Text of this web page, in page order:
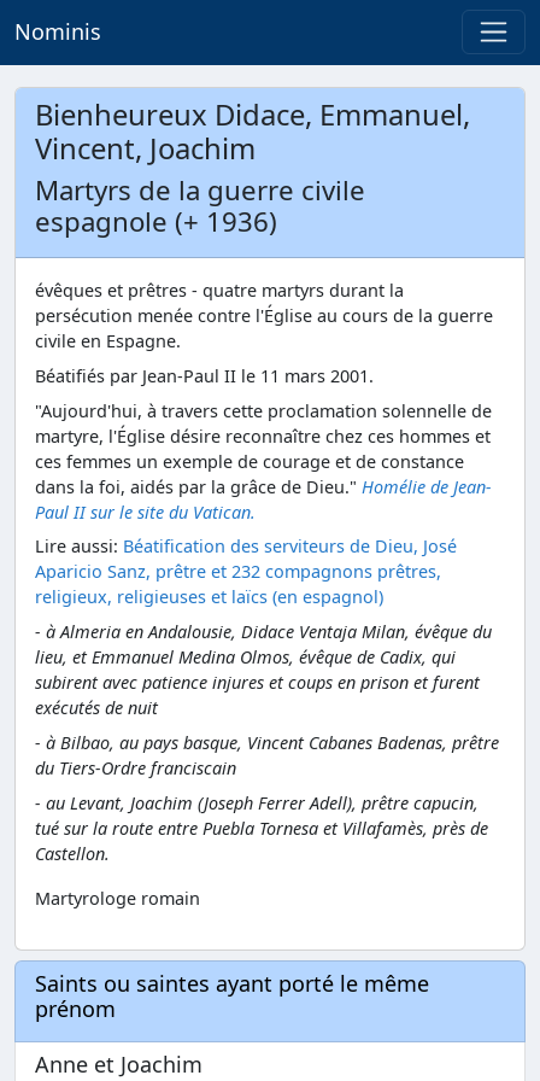
Nominis
Bienheureux Didace, Emmanuel,
Vincent, Joachim
Martyrs de la guerre civile
espagnole (+ 1936)
évêques et prêtres - quatre martyrs durant la
persécution menée contre l'Église au cours de la guerre
civile en Espagne.
Béatifiés par Jean-Paul II le 11 mars 2001.
"Aujourd'hui, à travers cette proclamation solennelle de
martyre, l'Église désire reconnaître chez ces hommes et
ces femmes un exemple de courage et de constance
dans la foi, aidés par la grâce de Dieu." Homélie de Jean-
Paul II sur le site du Vatican.
Lire aussi: Béatification des serviteurs de Dieu, José
Aparicio Sanz, prêtre et 232 compagnons prêtres,
religieux, religieuses et laïcs (en espagnol)
- à Almeria en Andalousie, Didace Ventaja Milan, évêque du
lieu, et Emmanuel Medina Olmos, évêque de Cadix, qui
subirent avec patience injures et coups en prison et furent
exécutés de nuit
- à Bilbao, au pays basque, Vincent Cabanes Badenas, prêtre
du Tiers-Ordre franciscain
- au Levant, Joachim (Joseph Ferrer Adell), prêtre capucin,
tué sur la route entre Puebla Tornesa et Villafamès, près de
Castellon.
Martyrologe romain
Saints ou saintes ayant porté le même
prénom
Anne et Joachim